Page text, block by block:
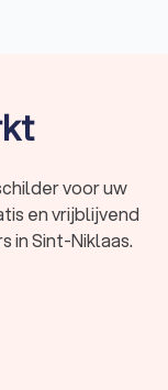
van steigers,
Trustlocal-
ook kiest, via
uw schilderwerk.
dat bij u
voor uw
en vrijblijvend
in Sint-Niklaas.